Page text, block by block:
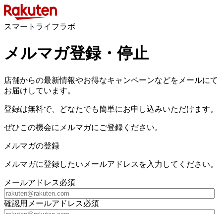
スマートライフラボ
メルマガ登録・停止
店舗からの最新情報やお得なキャンペーンなどをメールにて
お届けしています。
登録は無料で、どなたでも簡単にお申し込みいただけます。
ぜひこの機会にメルマガにご登録ください。
メルマガの登録
メルマガに登録したいメールアドレスを入力してください。
メールアドレス必須
確認用メールアドレス必須